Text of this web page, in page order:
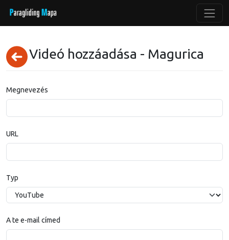
Videó hozzáadása - Magurica
Megnevezés
URL
Typ
A te e-mail címed